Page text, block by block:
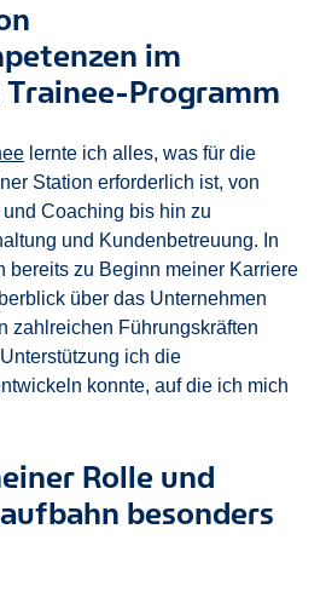
im
Programm
lernte ich alles, was für die
Station erforderlich ist, von
Coaching bis hin zu
und Kundenbetreuung. In
bereits zu Beginn meiner Karriere
über das Unternehmen
zahlreichen Führungskräften
ich die
konnte, auf die ich mich
Rolle und
besonders